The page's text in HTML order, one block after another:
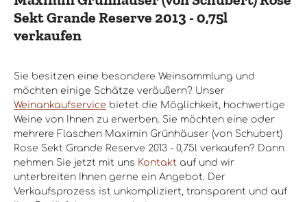
Sekt Grande Reserve 2013 - 0,75l
verkaufen
Sie besitzen eine besondere Weinsammlung und
möchten einige Schätze veräußern? Unser
Weinankaufservice bietet die Möglichkeit, hochwertige
Weine von Ihnen zu erwerben. Sie möchten eine oder
mehrere Flaschen Maximin Grünhäuser (von Schubert)
Rose Sekt Grande Reserve 2013 - 0,75l verkaufen? Dann
nehmen Sie jetzt mit uns Kontakt auf und wir
unterbreiten Ihnen gerne ein Angebot. Der
Verkaufsprozess ist unkompliziert, transparent und auf